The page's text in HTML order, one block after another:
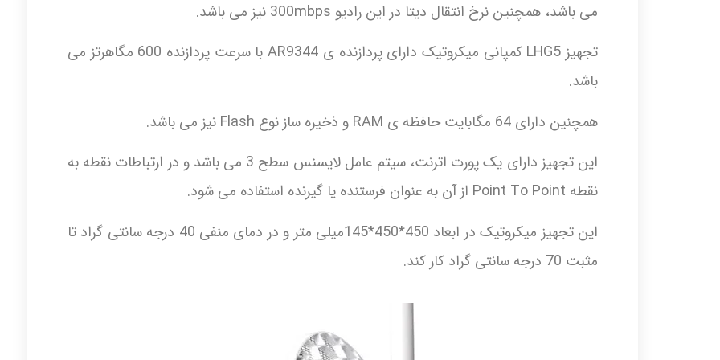
می باشد، همچنین نرخ انتقال دیتا در این رادیو 300mbps نیز می باشد.
تجهیز LHG5 کمپانی میکروتیک دارای پردازنده ی AR9344 با سرعت پردازنده 600 مگاهرتز می
باشد.
همچنین دارای 64 مگابایت حافظه ی RAM و ذخیره ساز نوع Flash نیز می باشد.
این تجهیز دارای یک پورت اترنت، سیتم عامل لایسنس سطح 3 می باشد و در ارتباطات نقطه به
نقطه Point To Point از آن به عنوان فرستنده یا گیرنده استفاده می شود.
این تجهیز میکروتیک در ابعاد 450*450*145میلی متر و در دمای منفی 40 درجه سانتی گراد تا
مثبت 70 درجه سانتی گراد کار کند.